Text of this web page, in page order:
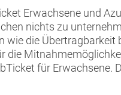
Erwachsene und
nichts zu
wie die Übertragbarkeit
die
für Erwachsene.